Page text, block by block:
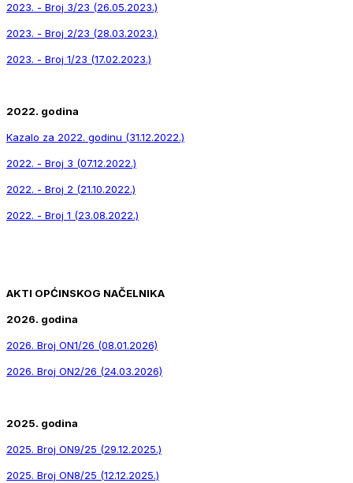
2023. - Broj 3/23 (26.05.2023.)
2023. - Broj 2/23 (28.03.2023.)
2023. - Broj 1/23 (17.02.2023.)
2022. godina
Kazalo za 2022. godinu (31.12.2022.)
2022. - Broj 3 (07.12.2022.)
2022. - Broj 2 (21.10.2022.)
2022. - Broj 1 (23.08.2022.)
AKTI OPĆINSKOG NAČELNIKA
2026. godina
2026. Broj ON1/26 (08.01.2026)
2026. Broj ON2/26 (24.03.2026)
2025. godina
2025. Broj ON9/25 (29.12.2025.)
2025. Broj ON8/25 (12.12.2025.)